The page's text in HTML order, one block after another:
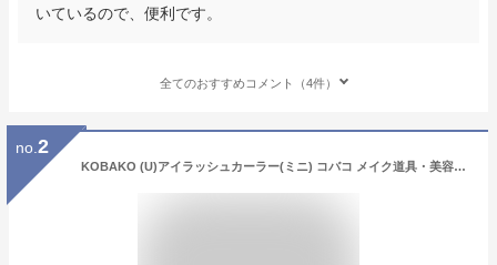
いているので、便利です。
全てのおすすめコメント（4件）
no. 2
KOBAKO (U)アイラッシュカーラー(ミニ) コバコ メイク道具・美容器具 ビューラー・コーム